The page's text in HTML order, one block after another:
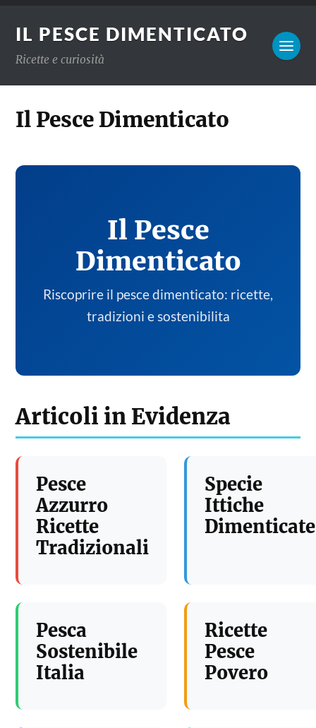
IL PESCE DIMENTICATO
Ricette e curiosità
Il Pesce Dimenticato
Il Pesce
Dimenticato
Riscoprire il pesce dimenticato: ricette,
tradizioni e sostenibilita
Articoli in Evidenza
Pesce
Azzurro
Ricette
Tradizionali
Specie
Ittiche
Dimenticate
Pesca
Sostenibile
Italia
Ricette
Pesce
Povero